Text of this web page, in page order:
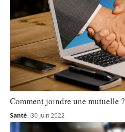
Comment joindre une mutuelle ?
Santé 30 juin 2022